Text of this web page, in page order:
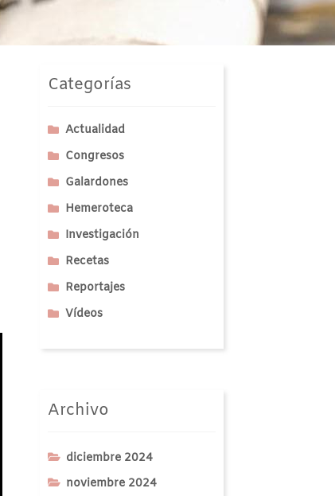
Categorías
Actualidad
Congresos
Galardones
Hemeroteca
Investigación
Recetas
Reportajes
Vídeos
Archivo
diciembre 2024
noviembre 2024